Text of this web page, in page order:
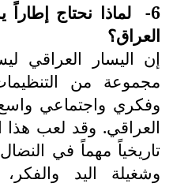
6-
لماذا نحتاج
العراق؟
إن اليسار
مجموعة من
وفكري واجتماعي
العراقي. وقد لعب هذا
تاريخياً مهماً في
وشغيلة اليد